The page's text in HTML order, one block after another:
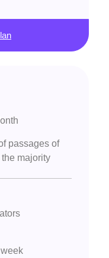
passages of
majority